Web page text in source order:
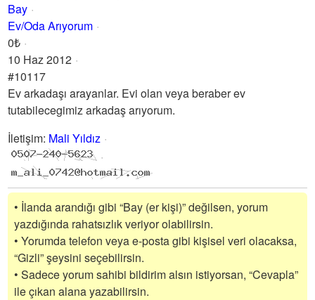
Bay
Ev/Oda Arıyorum
0₺
10 Haz 2012
#10117
Ev arkadaşı arayanlar. Evi olan veya beraber ev
tutabilecegimiz arkadaş arıyorum.
İletişim: Mali Yıldız
• İlanda arandığı gibi “Bay (er kişi)” değilsen, yorum
yazdığında rahatsızlık veriyor olabilirsin.
• Yorumda telefon veya e-posta gibi kişisel veri olacaksa,
“Gizli” şeysini seçebilirsin.
• Sadece yorum sahibi bildirim alsın istiyorsan, “Cevapla”
ile çıkan alana yazabilirsin.